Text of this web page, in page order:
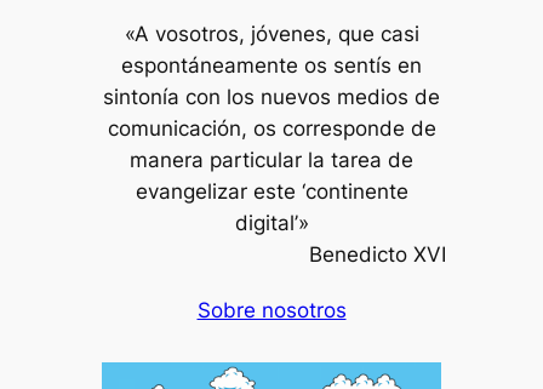
«A vosotros, jóvenes, que casi
espontáneamente os sentís en
sintonía con los nuevos medios de
comunicación, os corresponde de
manera particular la tarea de
evangelizar este ‘continente
digital’»
Benedicto XVI
Sobre nosotros